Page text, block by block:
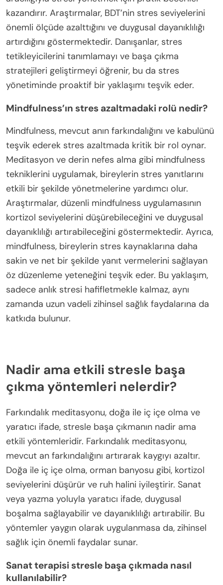
kazandırır. Araştırmalar, BDT’nin stres seviyelerini
önemli ölçüde azalttığını ve duygusal dayanıklılığı
artırdığını göstermektedir. Danışanlar, stres
tetikleyicilerini tanımlamayı ve başa çıkma
stratejileri geliştirmeyi öğrenir, bu da stres
yönetiminde proaktif bir yaklaşımı teşvik eder.
Mindfulness’ın stres azaltmadaki rolü nedir?
Mindfulness, mevcut anın farkındalığını ve kabulünü
teşvik ederek stres azaltmada kritik bir rol oynar.
Meditasyon ve derin nefes alma gibi mindfulness
tekniklerini uygulamak, bireylerin stres yanıtlarını
etkili bir şekilde yönetmelerine yardımcı olur.
Araştırmalar, düzenli mindfulness uygulamasının
kortizol seviyelerini düşürebileceğini ve duygusal
dayanıklılığı artırabileceğini göstermektedir. Ayrıca,
mindfulness, bireylerin stres kaynaklarına daha
sakin ve net bir şekilde yanıt vermelerini sağlayan
öz düzenleme yeteneğini teşvik eder. Bu yaklaşım,
sadece anlık stresi hafifletmekle kalmaz, aynı
zamanda uzun vadeli zihinsel sağlık faydalarına da
katkıda bulunur.
Nadir ama etkili stresle başa
çıkma yöntemleri nelerdir?
Farkındalık meditasyonu, doğa ile iç içe olma ve
yaratıcı ifade, stresle başa çıkmanın nadir ama
etkili yöntemleridir. Farkındalık meditasyonu,
mevcut an farkındalığını artırarak kaygıyı azaltır.
Doğa ile iç içe olma, orman banyosu gibi, kortizol
seviyelerini düşürür ve ruh halini iyileştirir. Sanat
veya yazma yoluyla yaratıcı ifade, duygusal
boşalma sağlayabilir ve dayanıklılığı artırabilir. Bu
yöntemler yaygın olarak uygulanmasa da, zihinsel
sağlık için önemli faydalar sunar.
Sanat terapisi stresle başa çıkmada nasıl
kullanılabilir?